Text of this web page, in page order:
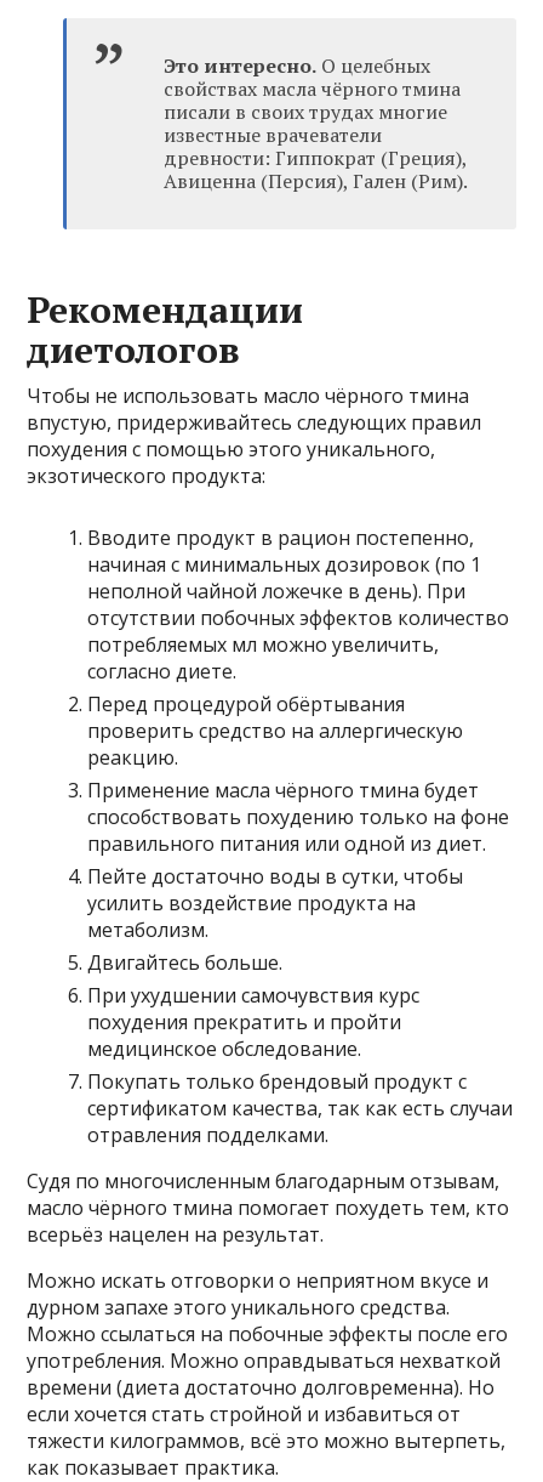
Это интересно. О целебных
свойствах масла чёрного тмина
писали в своих трудах многие
известные врачеватели
древности: Гиппократ (Греция),
Авиценна (Персия), Гален (Рим).
Рекомендации
диетологов
Чтобы не использовать масло чёрного тмина
впустую, придерживайтесь следующих правил
похудения с помощью этого уникального,
экзотического продукта:
Вводите продукт в рацион постепенно,
начиная с минимальных дозировок (по 1
неполной чайной ложечке в день). При
отсутствии побочных эффектов количество
потребляемых мл можно увеличить,
согласно диете.
Перед процедурой обёртывания
проверить средство на аллергическую
реакцию.
Применение масла чёрного тмина будет
способствовать похудению только на фоне
правильного питания или одной из диет.
Пейте достаточно воды в сутки, чтобы
усилить воздействие продукта на
метаболизм.
Двигайтесь больше.
При ухудшении самочувствия курс
похудения прекратить и пройти
медицинское обследование.
Покупать только брендовый продукт с
сертификатом качества, так как есть случаи
отравления подделками.
Судя по многочисленным благодарным отзывам,
масло чёрного тмина помогает похудеть тем, кто
всерьёз нацелен на результат.
Можно искать отговорки о неприятном вкусе и
дурном запахе этого уникального средства.
Можно ссылаться на побочные эффекты после его
употребления. Можно оправдываться нехваткой
времени (диета достаточно долговременна). Но
если хочется стать стройной и избавиться от
тяжести килограммов, всё это можно вытерпеть,
как показывает практика.